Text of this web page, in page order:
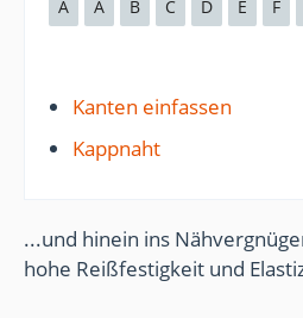
A Ä B C D E F
Kanten einfassen
Kappnaht
...und hinein ins
hohe Reißfestigkeit und